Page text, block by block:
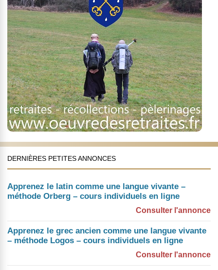
DERNIÈRES PETITES ANNONCES
Apprenez le latin comme une langue vivante –
méthode Orberg – cours individuels en ligne
Consulter l'annonce
Apprenez le grec ancien comme une langue vivante
– méthode Logos – cours individuels en ligne
Consulter l'annonce